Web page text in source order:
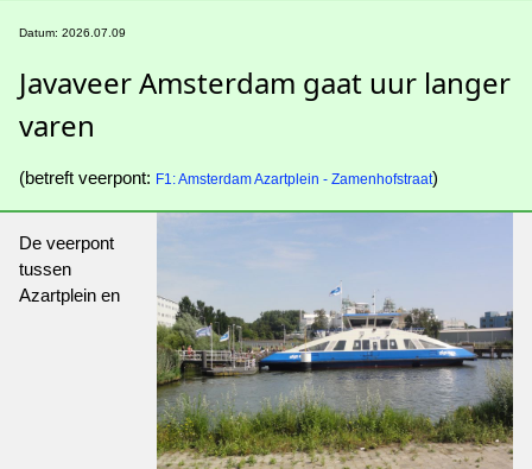
Datum: 2026.07.09
Javaveer Amsterdam gaat uur langer
varen
(betreft veerpont: F1: Amsterdam Azartplein - Zamenhofstraat)
De veerpont
tussen
Azartplein en